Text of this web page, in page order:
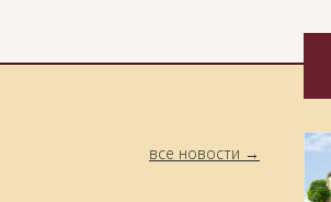
все новости